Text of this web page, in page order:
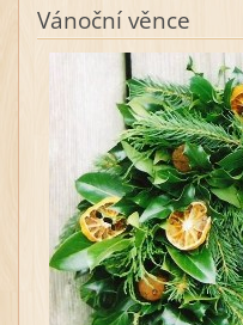
Vánoční věnce